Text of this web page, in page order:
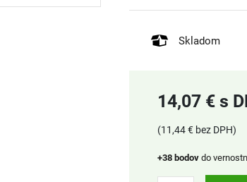
Skladom
14,07 € s
(11,44 € bez DPH)
+38 bodov do